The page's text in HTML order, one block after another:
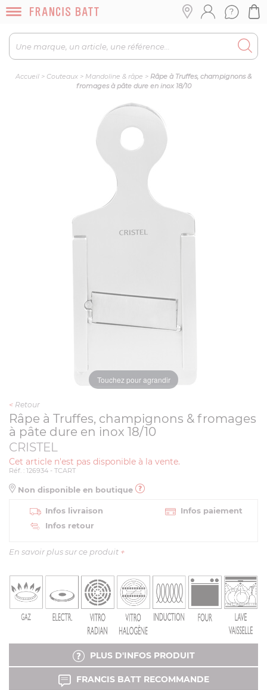
Accueil > Couteaux > Mandoline & râpe > Râpe à Truffes, champignons &
fromages à pâte dure en inox 18/10
Touchez pour agrandir
< Retour
Râpe à Truffes, champignons & fromages
à pâte dure en inox 18/10
CRISTEL
Cet article n'est pas disponible à la vente.
Réf. : 126934 - TCART
Non disponible en boutique
Infos livraison
Infos paiement
Infos retour
En savoir plus sur ce produit +
PLUS D'INFOS PRODUIT
FRANCIS BATT RECOMMANDE